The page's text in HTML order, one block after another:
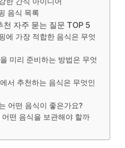
음식 목록
천 자주 묻는 질문 TOP 5
에 가장 적합한 음식은 무엇
미리 준비하는 방법은 무엇
서 추천하는 음식은 무엇인
어떤 음식이 좋은가요?
떤 음식을 보관해야 할까